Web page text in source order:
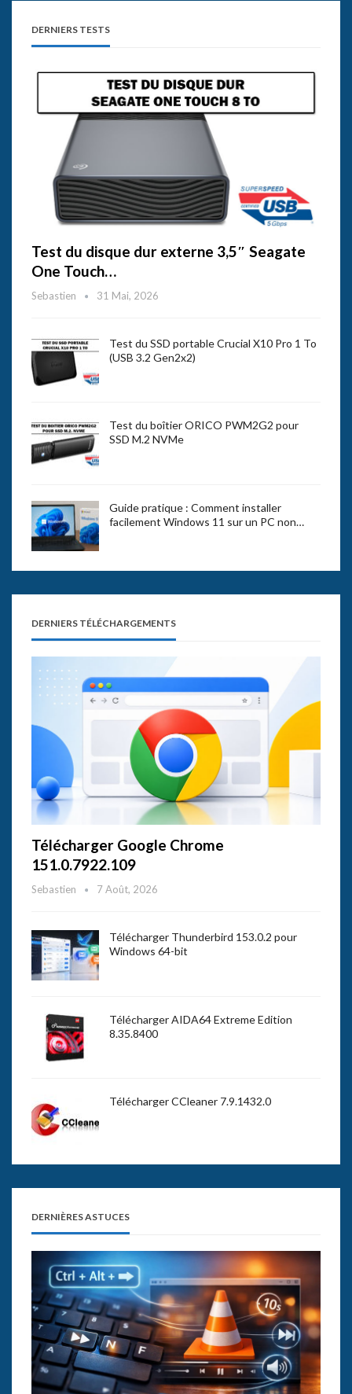
DERNIERS TESTS
Test du disque dur externe 3,5″ Seagate
One Touch…
Sebastien 31 Mai, 2026
Test du SSD portable Crucial X10 Pro 1 To
(USB 3.2 Gen2x2)
Test du boîtier ORICO PWM2G2 pour
SSD M.2 NVMe
Guide pratique : Comment installer
facilement Windows 11 sur un PC non…
DERNIERS TÉLÉCHARGEMENTS
Télécharger Google Chrome
151.0.7922.109
Sebastien 7 Août, 2026
Télécharger Thunderbird 153.0.2 pour
Windows 64-bit
Télécharger AIDA64 Extreme Edition
8.35.8400
Télécharger CCleaner 7.9.1432.0
DERNIÈRES ASTUCES